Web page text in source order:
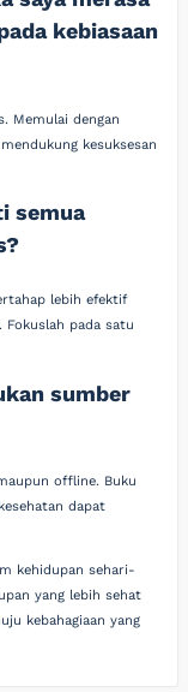
kebiasaan
Memulai dengan
kesuksesan
semua
lebih efektif
Fokuslah pada satu
sumber
offline. Buku
dapat
kehidupan sehari-
yang lebih sehat
kebahagiaan yang